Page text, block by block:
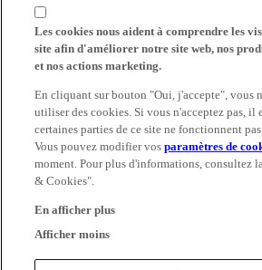
Les cookies nous aident à comprendre les
site afin d'améliorer notre site web, nos
et nos actions marketing.
En cliquant sur bouton "Oui, j'accepte", vous
utiliser des cookies. Si vous n'acceptez pas, il
certaines parties de ce site ne fonctionnent
Vous pouvez modifier vosparamètres de
moment. Pour plus d'informations, consultez
& Cookies".
En afficher plus
Afficher moins